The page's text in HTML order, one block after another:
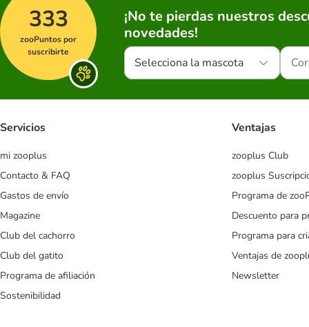
333
zooPuntos por
suscribirte
¡No te pierdas nuestros
novedades!
Selecciona la mascota
Servicios
mi zooplus
Contacto & FAQ
Gastos de envío
Magazine
Club del cachorro
Club del gatito
Programa de afiliación
Sostenibilidad
Ventajas
zooplus Club
zooplus
Programa de
Descuento para
Programa para
Ventajas de
Newsletter